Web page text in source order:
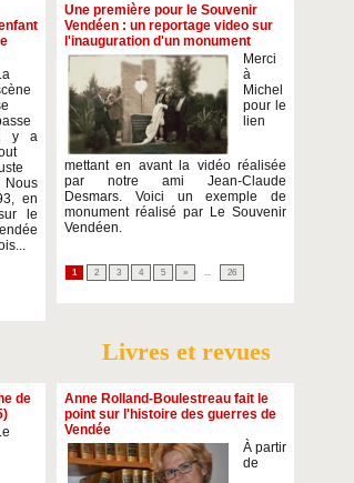
y a
en
le
Une première pour le Souvenir
Vendéen : un reportage video sur
l'inauguration d'un monument
Merci
à
Michel
pour le
lien
mettant en avant la vidéo réalisée
par notre ami Jean-Claude
Desmars. Voici un exemple de
monument réalisé par Le Souvenir
Vendéen.
1 2 3 4 5 » 26
Livres et revues
de
Anne Rolland-Boulestreau fait le
point sur l'histoire des guerres de
Vendée
À partir
de